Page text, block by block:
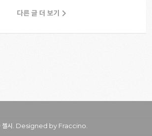
다른 글 더 보기
시. Designed by Fraccino.